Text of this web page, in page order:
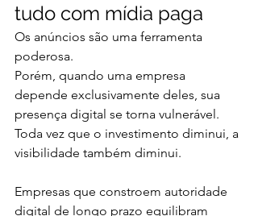
tudo com mídia paga
Os anúncios são uma ferramenta
poderosa.
Porém, quando uma empresa
depende exclusivamente deles, sua
presença digital se torna vulnerável.
Toda vez que o investimento diminui, a
visibilidade também diminui.
Empresas que constroem autoridade
digital de longo prazo equilibram